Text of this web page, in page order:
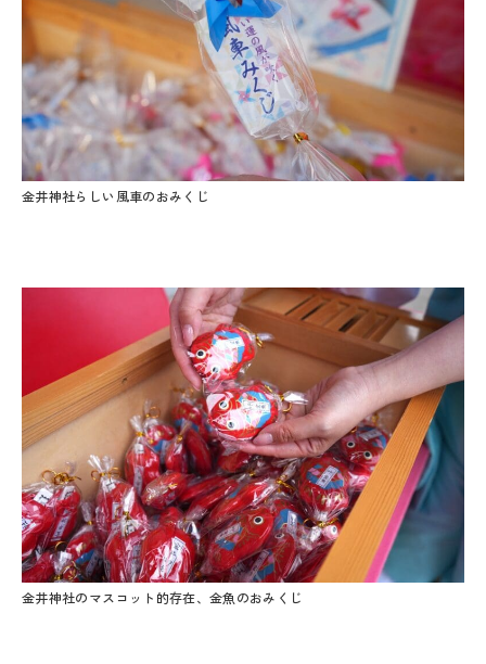
金井神社らしい風車のおみくじ
金井神社のマスコット的存在、金魚のおみくじ